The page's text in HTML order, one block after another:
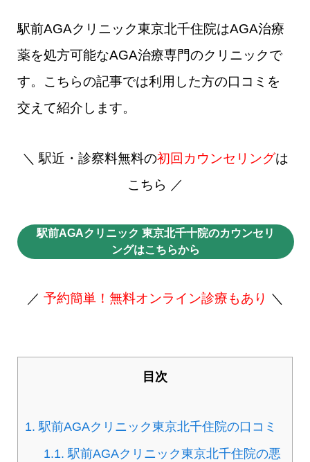
駅前AGAクリニック東京北千住院はAGA治療
薬を処方可能なAGA治療専門のクリニックで
す。こちらの記事では利用した方の口コミを
交えて紹介します。
＼ 駅近・診察料無料の初回カウンセリングは
こちら ／
駅前AGAクリニック 東京北千十院のカウンセリ
ングはこちらから
／ 予約簡単！無料オンライン診療もあり ＼
目次
1. 駅前AGAクリニック東京北千住院の口コミ
1.1. 駅前AGAクリニック東京北千住院の悪